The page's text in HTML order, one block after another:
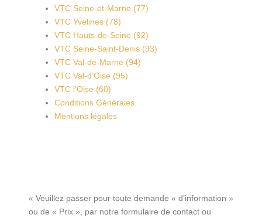
VTC Seine-et-Marne (77)
VTC Yvelines (78)
VTC Hauts-de-Seine (92)
VTC Seine-Saint-Denis (93)
VTC Val-de-Marne (94)
VTC Val-d’Oise (95)
VTC l’Oise (60)
Conditions Générales
Mentions légales
« Veuillez passer pour toute demande « d’information »
ou de « Prix », par notre formulaire de contact ou